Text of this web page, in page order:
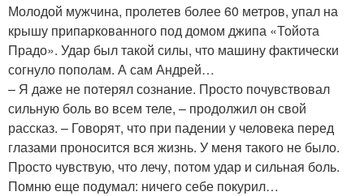
Молодой мужчина, пролетев более 60 метров, упал на
крышу припаркованного под домом джипа «Тойота
Прадо». Удар был такой силы, что машину фактически
согнуло пополам. А сам Андрей…
– Я даже не потерял сознание. Просто почувствовал
сильную боль во всем теле, – продолжил он свой
рассказ. – Говорят, что при падении у человека перед
глазами проносится вся жизнь. У меня такого не было.
Просто чувствую, что лечу, потом удар и сильная боль.
Помню еще подумал: ничего себе покурил…